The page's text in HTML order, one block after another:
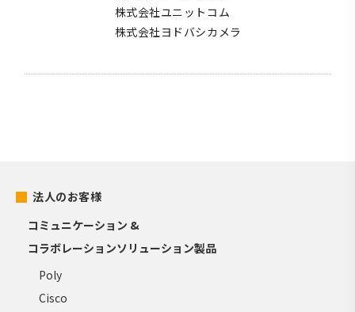
株式会社ユニットコム
株式会社ヨドバシカメラ
法人のお客様
コミュニケーション &
コラボレーションソリューション製品
Poly
Cisco